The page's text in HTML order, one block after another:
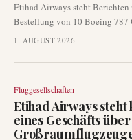
Etihad Airways steht
Bestellung von 10 Boeing 787
deuten darauf hin, dass eine
Geschäft unterstreicht den
1. AUGUST 2026
Fluggesellschaften
Etihad Airways steht
eines Geschäfts